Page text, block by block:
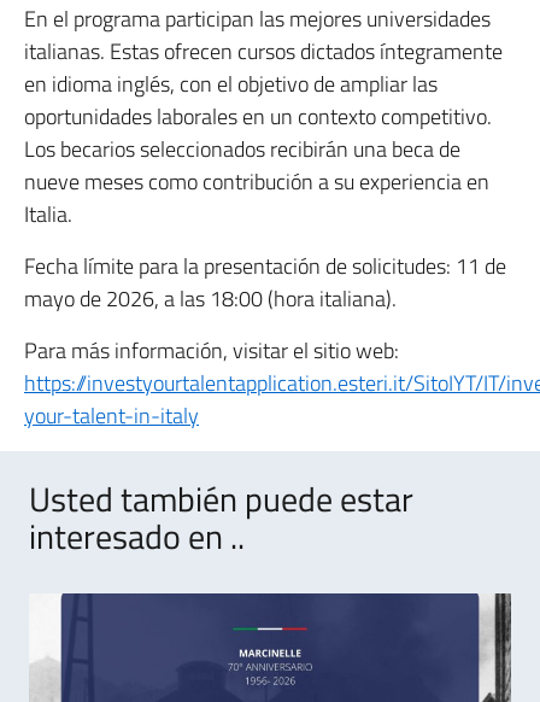
En el programa participan las mejores universidades
italianas. Estas ofrecen cursos dictados íntegramente
en idioma inglés, con el objetivo de ampliar las
oportunidades laborales en un contexto competitivo.
Los becarios seleccionados recibirán una beca de
nueve meses como contribución a su experiencia en
Italia.
Fecha límite para la presentación de solicitudes: 11 de
mayo de 2026, a las 18:00 (hora italiana).
Para más información, visitar el sitio web:
https://investyourtalentapplication.esteri.it/SitoIYT/IT/
your-talent-in-italy
Usted también puede estar
interesado en ..